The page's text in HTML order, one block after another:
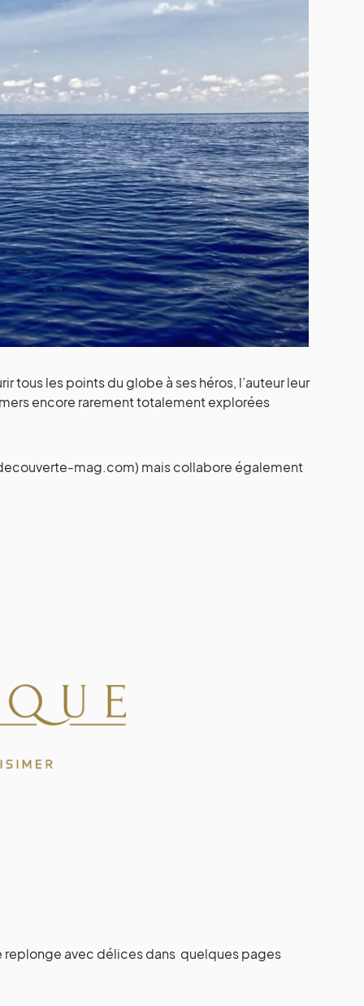
tous les points du globe à ses héros, l’auteur leur
encore rarement totalement explorées
mag.com) mais collabore également
replonge avec délices dans quelques pages